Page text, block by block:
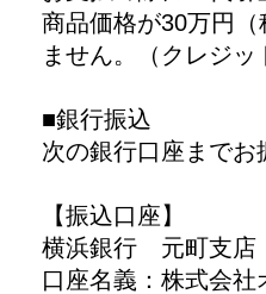
商品価格が30万円
ません。（クレジ
■銀行振込
次の銀行口座までお
【振込口座】
横浜銀行 元町支
口座名義：株式会社